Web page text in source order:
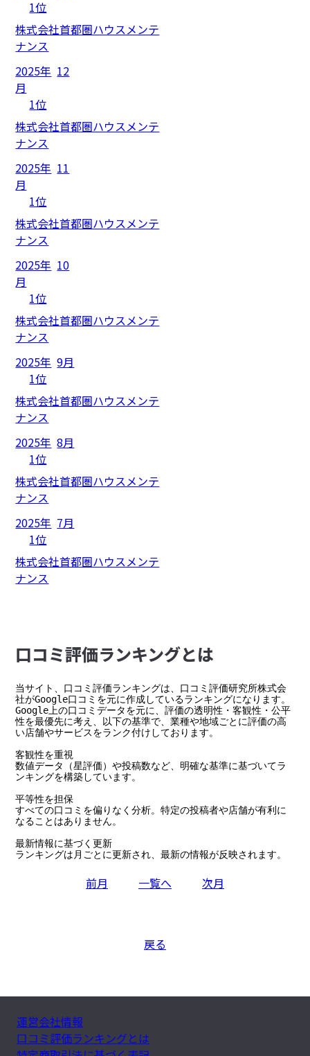
1位
株式会社首都圏ハウスメンテ
ナンス
2025年 12
月
1位
株式会社首都圏ハウスメンテ
ナンス
2025年 11
月
1位
株式会社首都圏ハウスメンテ
ナンス
2025年 10
月
1位
株式会社首都圏ハウスメンテ
ナンス
2025年 9月
1位
株式会社首都圏ハウスメンテ
ナンス
2025年 8月
1位
株式会社首都圏ハウスメンテ
ナンス
2025年 7月
1位
株式会社首都圏ハウスメンテ
ナンス
⼝コミ評価ランキングとは
当サイト、口コミ評価ランキングは、口コミ評価研究所株式会
社がGoogle口コミを元に作成しているランキングになります。
Google上の口コミデータを元に、評価の透明性・客観性・公平
性を最優先に考え、以下の基準で、業種や地域ごとに評価の高
い店舗やサービスをランク付けしております。
客観性を重視
数値データ（星評価）や投稿数など、明確な基準に基づいてラ
ンキングを構築しています。
平等性を担保
すべての口コミを偏りなく分析。特定の投稿者や店舗が有利に
なることはありません。
最新情報に基づく更新
ランキングは月ごとに更新され、最新の情報が反映されます。
前月 一覧へ 次月
戻る
運営会社情報
口コミ評価ランキングとは